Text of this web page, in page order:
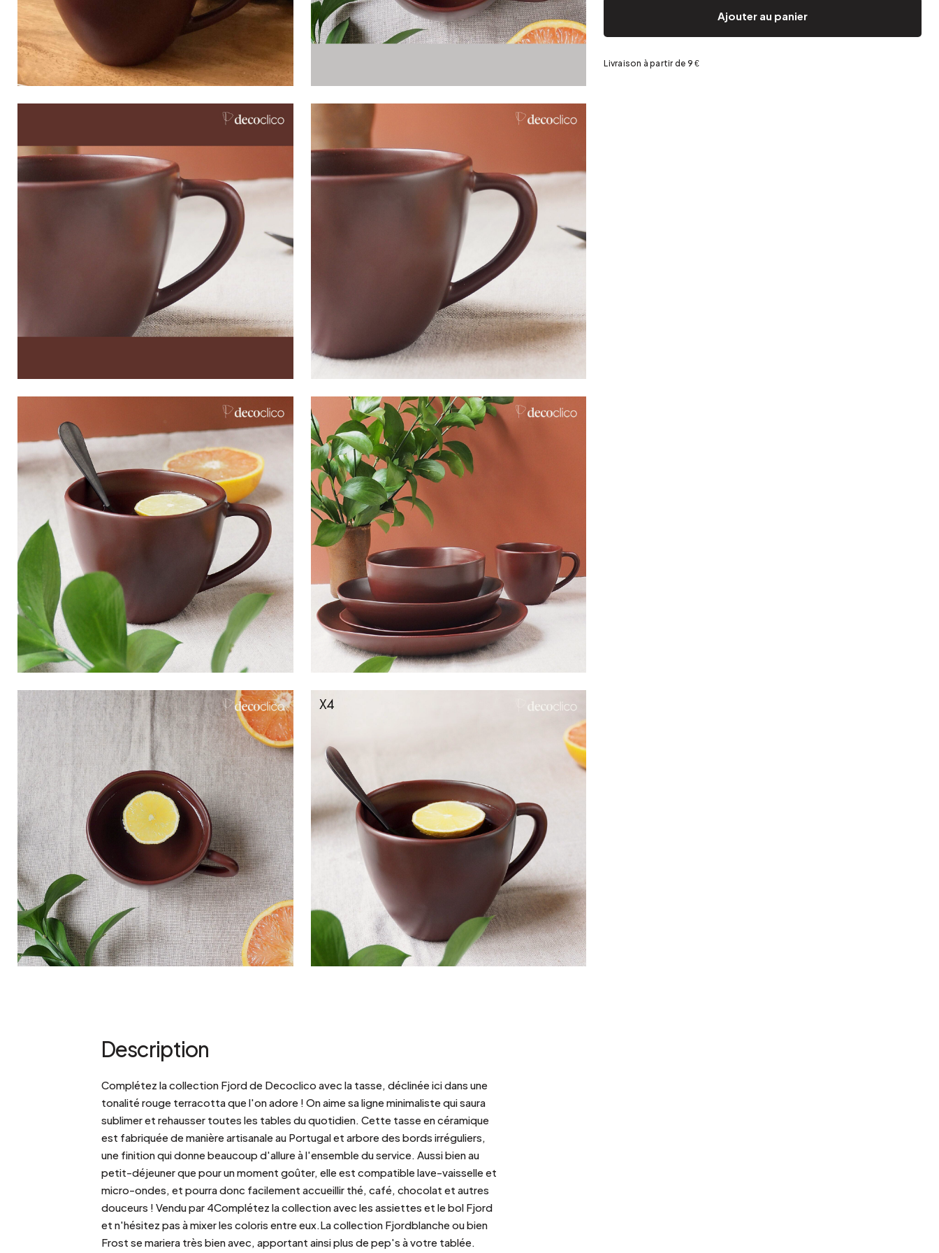
Bistrot
Bord de mer
Brocante
Contemporain
Esprit Haussmannien
Grand hôtel
Velours
Bois blond
Papier mâché
Verre
Zinc et galva
Argenté
Ajouter au panier
Livraison à partir de 9 €
Description
Complétez la collection Fjord de Decoclico avec la tasse, déclinée ici dans une
tonalité rouge terracotta que l'on adore ! On aime sa ligne minimaliste qui saura
sublimer et rehausser toutes les tables du quotidien. Cette tasse en céramique
est fabriquée de manière artisanale au Portugal et arbore des bords irréguliers,
une finition qui donne beaucoup d'allure à l'ensemble du service. Aussi bien au
petit-déjeuner que pour un moment goûter, elle est compatible lave-vaisselle et
micro-ondes, et pourra donc facilement accueillir thé, café, chocolat et autres
douceurs ! Vendu par 4Complétez la collection avec les assiettes et le bol Fjord
et n'hésitez pas à mixer les coloris entre eux.La collection Fjordblanche ou bien
Frost se mariera très bien avec, apportant ainsi plus de pep's à votre tablée.